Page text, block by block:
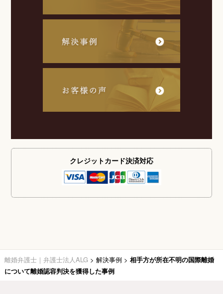
クレジットカード決済対応
離婚弁護士｜弁護士法人ALG > 解決事例 > 相手方が所在不明の国際離婚
について離婚認容判決を獲得した事例